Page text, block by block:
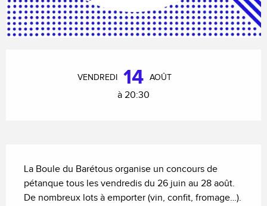
VENDREDI 14 AOÛT
à 20:30
La Boule du Barétous organise un concours de
pétanque tous les vendredis du 26 juin au 28 août.
De nombreux lots à emporter (vin, confit, fromage…).